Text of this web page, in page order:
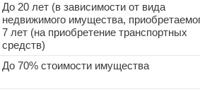
До 20 лет (в зависимости от вида
недвижимого имущества,
7 лет (на приобретение транспортных
средств)
До 70% стоимости имущества